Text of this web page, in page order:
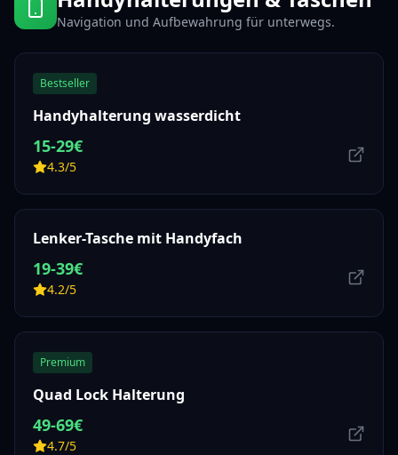
Navigation und Aufbewahrung für unterwegs.
Bestseller
Handyhalterung wasserdicht
15-29€
4.3/5
Lenker-Tasche mit Handyfach
19-39€
4.2/5
Premium
Quad Lock Halterung
49-69€
4.7/5